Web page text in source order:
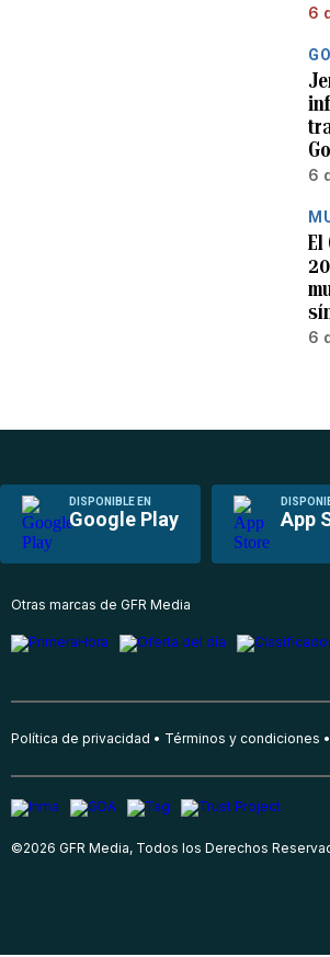
6
6
El
6
DISPONIBLE EN
Google Play App
Otras marcas de GFR Media
Política de privacidad Términos y condiciones
©2026 GFR Media, Todos los Derechos